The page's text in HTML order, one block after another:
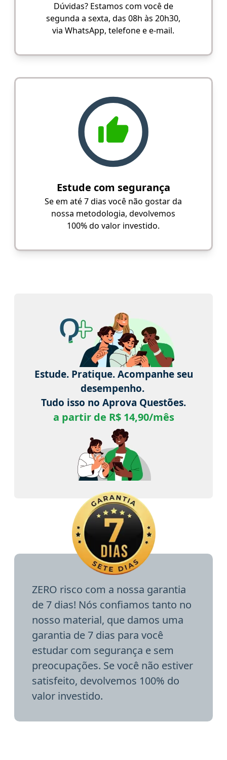
Dúvidas? Estamos com você de
segunda a sexta, das 08h às 20h30,
via WhatsApp, telefone e e-mail.
Estude com segurança
Se em até 7 dias você não gostar da
nossa metodologia, devolvemos
100% do valor investido.
Estude. Pratique. Acompanhe seu
desempenho.
Tudo isso no Aprova Questões.
a partir de R$ 14,90/mês
ZERO risco com a nossa garantia
de 7 dias! Nós confiamos tanto no
nosso material, que damos uma
garantia de 7 dias para você
estudar com segurança e sem
preocupações. Se você não estiver
satisfeito, devolvemos 100% do
valor investido.